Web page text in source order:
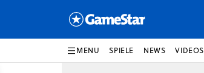
MENU SPIELE NEWS VIDEOS